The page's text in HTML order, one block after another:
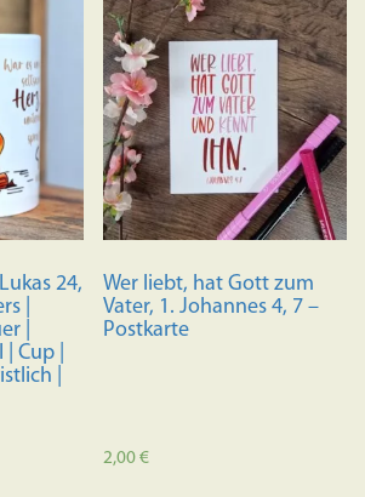
24,
|
|
Cup |
|
Wer liebt, hat Gott zum
Vater, 1. Johannes 4, 7 –
Postkarte
2,00€